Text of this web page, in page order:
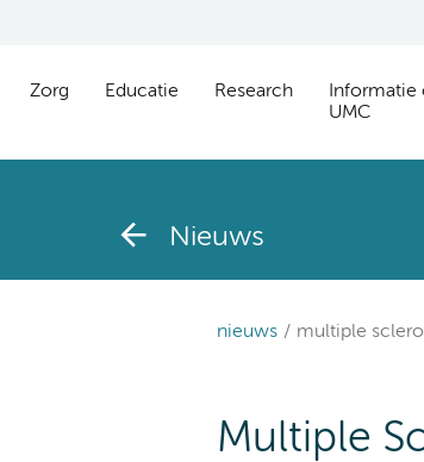
Zorg Educatie Research
Informatie
UMC
Nieuws
nieuws multiple
Multiple